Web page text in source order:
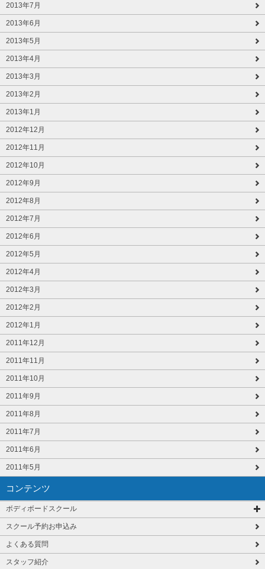
2013年7月
2013年6月
2013年5月
2013年4月
2013年3月
2013年2月
2013年1月
2012年12月
2012年11月
2012年10月
2012年9月
2012年8月
2012年7月
2012年6月
2012年5月
2012年4月
2012年3月
2012年2月
2012年1月
2011年12月
2011年11月
2011年10月
2011年9月
2011年8月
2011年7月
2011年6月
2011年5月
コンテンツ
ボディボードスクール
スクール予約お申込み
よくある質問
スタッフ紹介